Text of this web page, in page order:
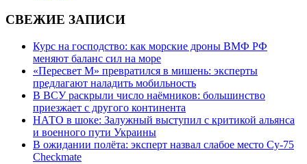
СВЕЖИЕ ЗАПИСИ
Курс на господство: как морские дроны ВМФ РФ
меняют баланс сил на море
«Пересвет М» превратился в мишень: эксперты
предлагают наладить мобильность
В ВСУ раскрыли число наёмников: большинство
приезжает с другого континента
НАТО в шоке: Залужный выступил с критикой альянса
и военного пути Украины
В ожидании полёта: эксперт назвал слабое место Су-75
Checkmate